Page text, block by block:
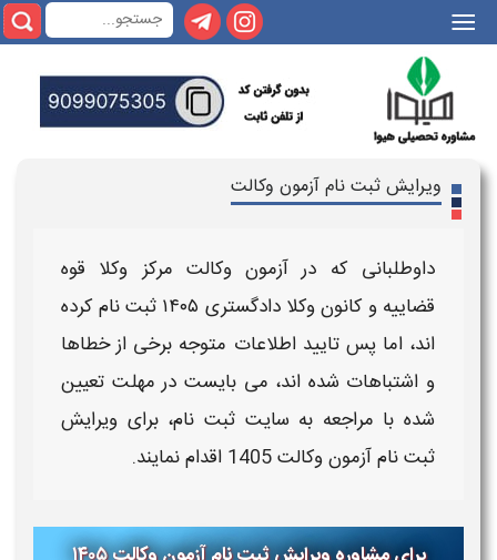
|||
ویرایش ثبت نام آزمون وکالت
داوطلبانی که در آزمون وکالت مرکز وکلا قوه
قضاییه و کانون وکلا دادگستری ۱۴۰۵
ثبت نامکرده
اند، اما پس تاییداطلاعات متوجه برخی از خطاها
و اشتباهات شده اند، می بایست در مهلت تعیین
شده با مراجعه به سایت ثبت نام، برای ویرایش
ثبت نام آزمون وکالت 1405
اقدام نمایند.